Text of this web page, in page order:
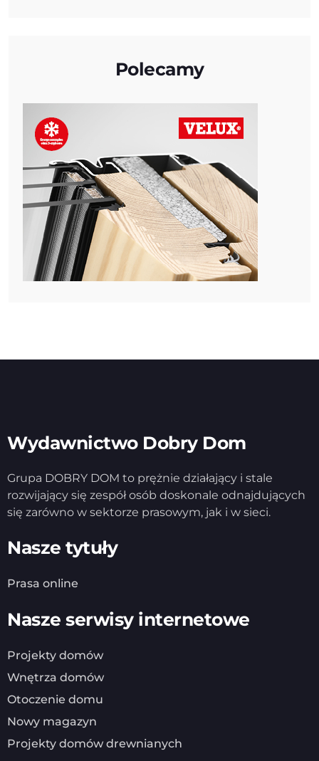
Polecamy
Wydawnictwo Dobry Dom
Grupa DOBRY DOM to prężnie działający i stale
rozwijający się zespół osób doskonale odnajdujących
się zarówno w sektorze prasowym, jak i w sieci.
Nasze tytuły
Prasa online
Nasze serwisy internetowe
Projekty domów
Wnętrza domów
Otoczenie domu
Nowy magazyn
Projekty domów drewnianych